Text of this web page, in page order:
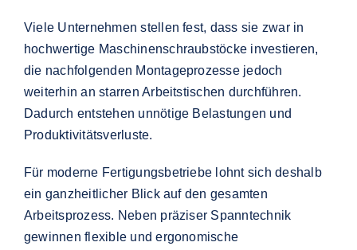
Viele Unternehmen stellen fest, dass sie zwar in
hochwertige Maschinenschraubstöcke investieren,
die nachfolgenden Montageprozesse jedoch
weiterhin an starren Arbeitstischen durchführen.
Dadurch entstehen unnötige Belastungen und
Produktivitätsverluste.
Für moderne Fertigungsbetriebe lohnt sich deshalb
ein ganzheitlicher Blick auf den gesamten
Arbeitsprozess. Neben präziser Spanntechnik
gewinnen flexible und ergonomische